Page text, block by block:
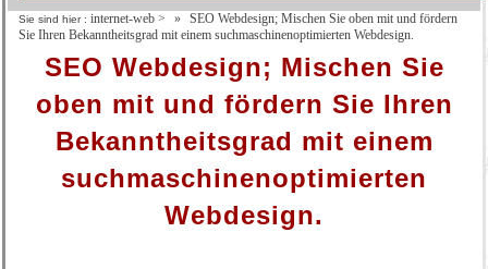
Sie sind hier : internet-web >
SEO Webdesign; Mischen Sie oben mit und fördern
Sie Ihren Bekanntheitsgrad mit einem suchmaschinenoptimierten Webdesign.
SEO Webdesign; Mischen Sie
oben mit und fördern Sie Ihren
Bekanntheitsgrad mit einem
suchmaschinenoptimierten
Webdesign.